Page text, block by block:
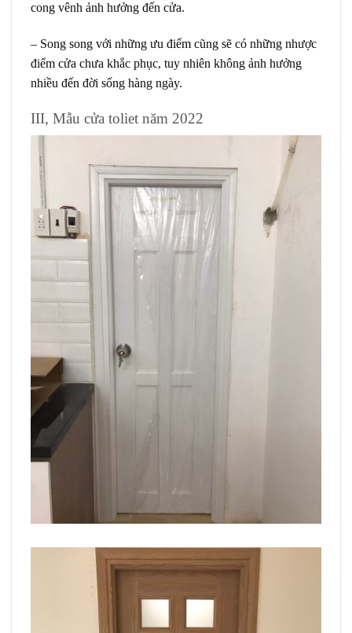
cong vênh ảnh hưởng đến cửa.
– Song song với những ưu điểm cũng sẽ có những nhược
điểm cửa chưa khắc phục, tuy nhiên không ảnh hưởng
nhiều đến đời sống hàng ngày.
III, Mẫu cửa toliet năm 2022